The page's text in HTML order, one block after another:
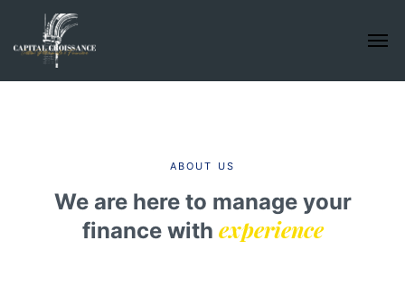
ABOUT US
We are here to manage your
finance with experience